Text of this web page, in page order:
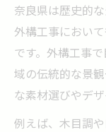
奈良県は歴史的
外構工事におい
です。外構工事
域の伝統的な景
な素材選びやデ
例えば、木目調